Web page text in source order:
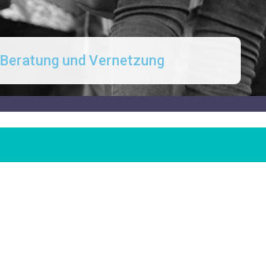
Beratung und Vernetzung